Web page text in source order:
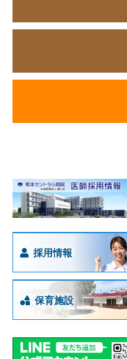
採用情報
保育施設